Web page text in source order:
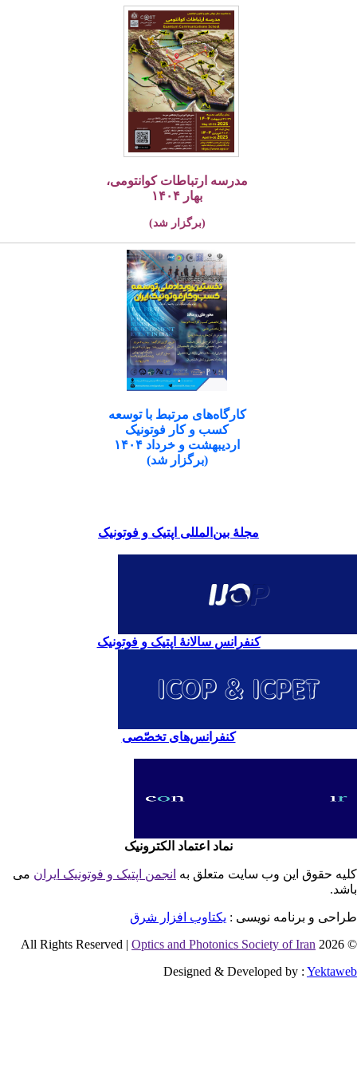
مدرسه ارتباطات کوانتومی،
بهار ۱۴۰۴
(برگزار شد)
کارگاه‌های مرتبط با توسعه
کسب و کار فوتونیک
اردیبهشت و خرداد ۱۴۰۴
(برگزار شد)
مجلۀ بین‌المللی اپتیک و فوتونیک
کنفرانس سالانۀ اپتیک و فوتونیک
کنفرانس‌های تخصّصی
نماد اعتماد الکترونیک
حقوق این وب سایت متعلق بهانجمن اپتیک و فوتونیک ایران می
و برنامه نویسی : یکتاوب افزار شرق
©
Optics and Photonics Society of Iran
Designed & Developed by :